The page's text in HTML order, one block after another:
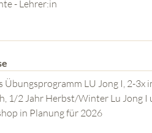
DIE KRAFT DES
Fünf Elemente - Lehrer:in
Übungsprogramm LU Jong I, 2-3x
1/2 Jahr Herbst/Winter Lu Jong I
in Planung für 2026